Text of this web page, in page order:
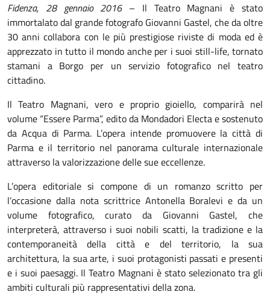
Fidenza, 28 gennaio 2016– Il Teatro Magnani è stato
immortalato dal grande fotografo Giovanni Gastel, che da oltre
30 anni collabora con le più prestigiose riviste di moda ed è
apprezzato in tutto il mondo anche per i suoi still-life, tornato
stamani a Borgo per un servizio fotografico nel teatro
cittadino.
Il Teatro Magnani, vero e proprio gioiello, comparirà nel
volume “Essere Parma”, edito da Mondadori Electa e sostenuto
da Acqua di Parma. L’opera intende promuovere la città di
Parma e il territorio nel panorama culturale internazionale
attraverso la valorizzazione delle sue eccellenze.
L’opera editoriale si compone di un romanzo scritto per
l’occasione dalla nota scrittrice Antonella Boralevi e da un
volume fotografico, curato da Giovanni Gastel, che
interpreterà, attraverso i suoi nobili scatti, la tradizione e la
contemporaneità della città e del territorio, la sua
architettura, la sua arte, i suoi protagonisti passati e presenti
e i suoi paesaggi. Il Teatro Magnani è stato selezionato tra gli
ambiti culturali più rappresentativi della zona.